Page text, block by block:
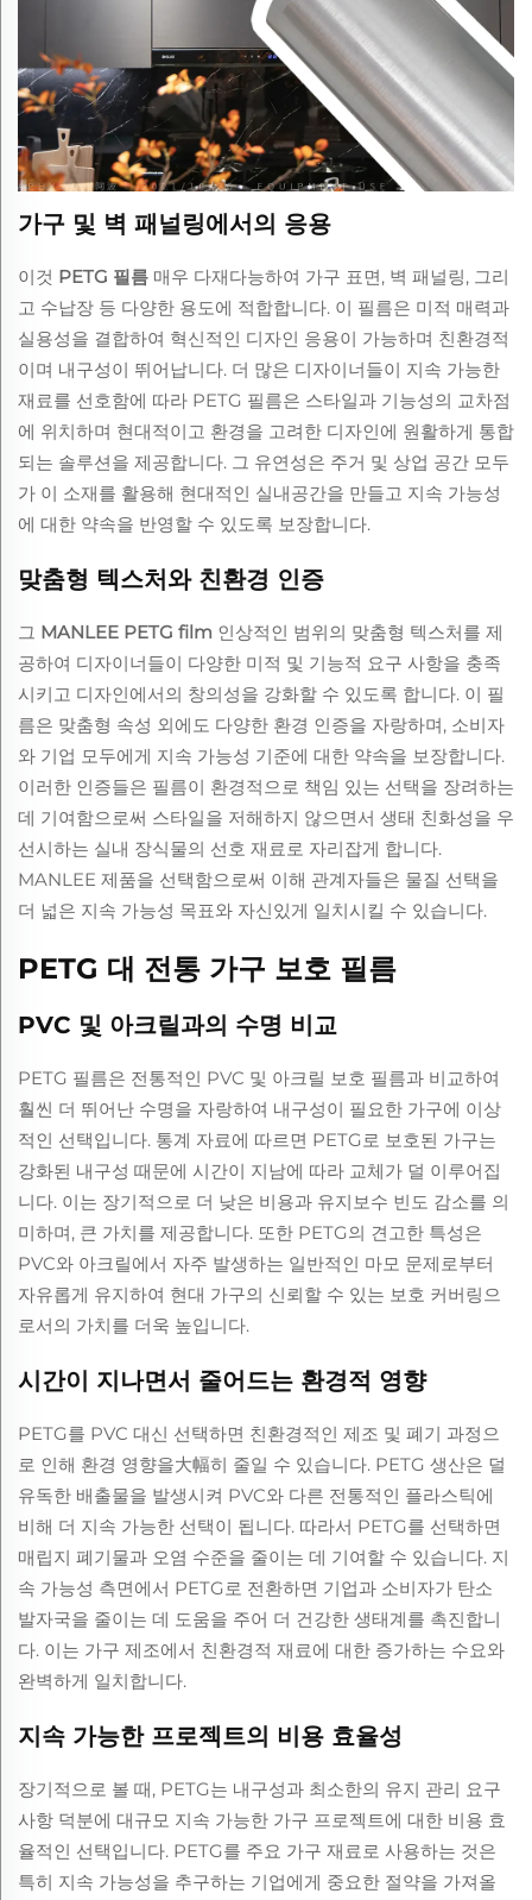
가구 및 벽 패널링에서의 응용
이것 PETG 필름 매우 다재다능하여 가구 표면, 벽 패널링, 그리
고 수납장 등 다양한 용도에 적합합니다. 이 필름은 미적 매력과
실용성을 결합하여 혁신적인 디자인 응용이 가능하며 친환경적
이며 내구성이 뛰어납니다. 더 많은 디자이너들이 지속 가능한
재료를 선호함에 따라 PETG 필름은 스타일과 기능성의 교차점
에 위치하며 현대적이고 환경을 고려한 디자인에 원활하게 통합
되는 솔루션을 제공합니다. 그 유연성은 주거 및 상업 공간 모두
가 이 소재를 활용해 현대적인 실내공간을 만들고 지속 가능성
에 대한 약속을 반영할 수 있도록 보장합니다.
맞춤형 텍스처와 친환경 인증
그 MANLEE PETG film 인상적인 범위의 맞춤형 텍스처를 제
공하여 디자이너들이 다양한 미적 및 기능적 요구 사항을 충족
시키고 디자인에서의 창의성을 강화할 수 있도록 합니다. 이 필
름은 맞춤형 속성 외에도 다양한 환경 인증을 자랑하며, 소비자
와 기업 모두에게 지속 가능성 기준에 대한 약속을 보장합니다.
이러한 인증들은 필름이 환경적으로 책임 있는 선택을 장려하는
데 기여함으로써 스타일을 저해하지 않으면서 생태 친화성을 우
선시하는 실내 장식물의 선호 재료로 자리잡게 합니다.
MANLEE 제품을 선택함으로써 이해 관계자들은 물질 선택을
더 넓은 지속 가능성 목표와 자신있게 일치시킬 수 있습니다.
PETG 대 전통 가구 보호 필름
PVC 및 아크릴과의 수명 비교
PETG 필름은 전통적인 PVC 및 아크릴 보호 필름과 비교하여
훨씬 더 뛰어난 수명을 자랑하여 내구성이 필요한 가구에 이상
적인 선택입니다. 통계 자료에 따르면 PETG로 보호된 가구는
강화된 내구성 때문에 시간이 지남에 따라 교체가 덜 이루어집
니다. 이는 장기적으로 더 낮은 비용과 유지보수 빈도 감소를 의
미하며, 큰 가치를 제공합니다. 또한 PETG의 견고한 특성은
PVC와 아크릴에서 자주 발생하는 일반적인 마모 문제로부터
자유롭게 유지하여 현대 가구의 신뢰할 수 있는 보호 커버링으
로서의 가치를 더욱 높입니다.
시간이 지나면서 줄어드는 환경적 영향
PETG를 PVC 대신 선택하면 친환경적인 제조 및 폐기 과정으
로 인해 환경 영향을大幅히 줄일 수 있습니다. PETG 생산은 덜
유독한 배출물을 발생시켜 PVC와 다른 전통적인 플라스틱에
비해 더 지속 가능한 선택이 됩니다. 따라서 PETG를 선택하면
매립지 폐기물과 오염 수준을 줄이는 데 기여할 수 있습니다. 지
속 가능성 측면에서 PETG로 전환하면 기업과 소비자가 탄소
발자국을 줄이는 데 도움을 주어 더 건강한 생태계를 촉진합니
다. 이는 가구 제조에서 친환경적 재료에 대한 증가하는 수요와
완벽하게 일치합니다.
지속 가능한 프로젝트의 비용 효율성
장기적으로 볼 때, PETG는 내구성과 최소한의 유지 관리 요구
사항 덕분에 대규모 지속 가능한 가구 프로젝트에 대한 비용 효
율적인 선택입니다. PETG를 주요 가구 재료로 사용하는 것은
특히 지속 가능성을 추구하는 기업에게 중요한 절약을 가져올